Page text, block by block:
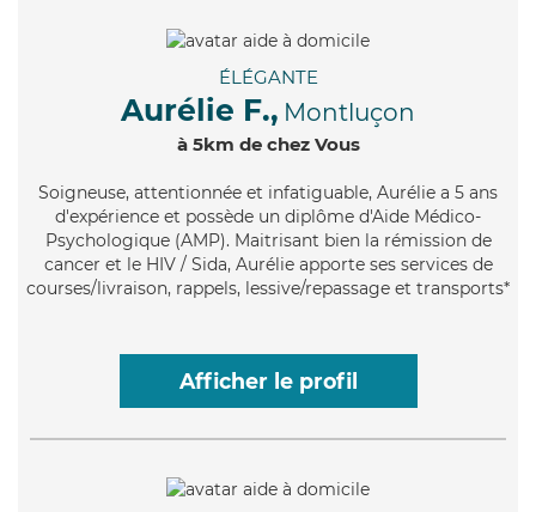
ÉLÉGANTE
Aurélie F., Montluçon
à 5km de chez Vous
Soigneuse, attentionnée et infatiguable, Aurélie a 5 ans
d'expérience et possède un diplôme d'Aide Médico-
Psychologique (AMP). Maitrisant bien la rémission de
cancer et le HIV / Sida, Aurélie apporte ses services de
courses/livraison, rappels, lessive/repassage et transports*
Afficher le profil